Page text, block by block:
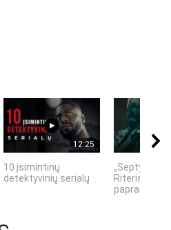
12:25
10 įsimintinų
detektyvinių serialų
„Septynių
Riteris" – kai